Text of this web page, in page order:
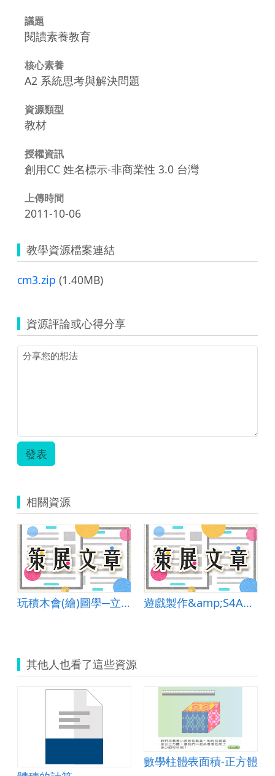
議題
閱讀素養教育
核心素養
A2 系統思考與解決問題
資源類型
教材
授權資訊
創用CC 姓名標示-非商業性 3.0 台灣
上傳時間
2011-10-06
教學資源檔案連結
cm3.zip (1.40MB)
資源評論或心得分享
發表
相關資源
玩積木會(繪)圖學─立體圖 遊戲製作&amp;S4A初體驗
其他人也看了這些資源
數學∕柱體∕表面積-正方體